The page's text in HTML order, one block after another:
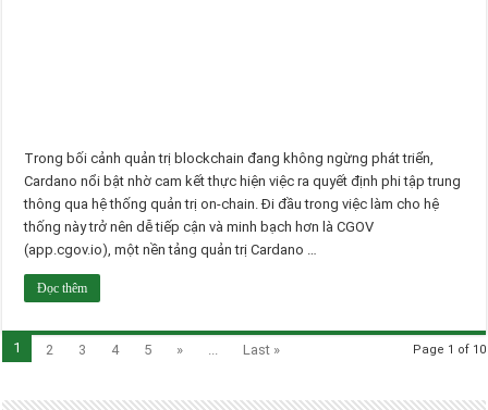
Trong bối cảnh quản trị blockchain đang không ngừng phát triển,
Cardano nổi bật nhờ cam kết thực hiện việc ra quyết định phi tập trung
thông qua hệ thống quản trị on-chain. Đi đầu trong việc làm cho hệ
thống này trở nên dễ tiếp cận và minh bạch hơn là CGOV
(app.cgov.io), một nền tảng quản trị Cardano …
Đọc thêm
Page 1 of 10
1 2 3 4 5 » Last »